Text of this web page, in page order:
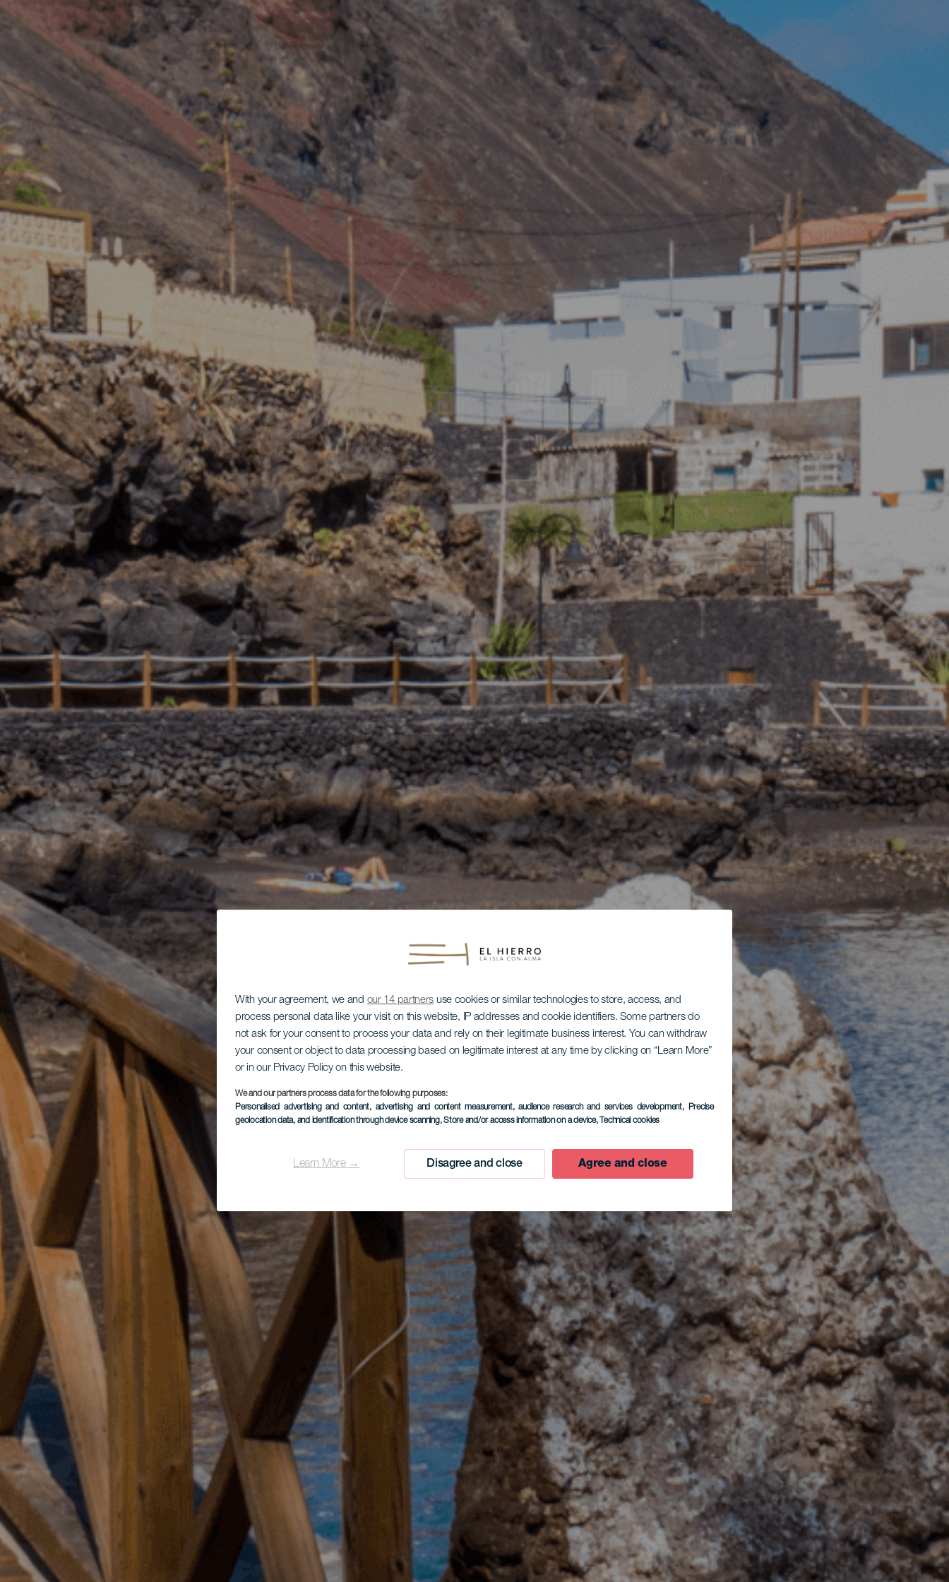
With your agreement, we and our 14 partners use cookies or similar technologies to store, access, and
process personal data like your visit on this website, IP addresses and cookie identifiers. Some partners do
not ask for your consent to process your data and rely on their legitimate business interest. You can withdraw
your consent or object to data processing based on legitimate interest at any time by clicking on “Learn More”
or in our Privacy Policy on this website.
We and our partners process data for the following purposes:
Personalised advertising and content, advertising and content measurement, audience research and services development, Precise
geolocation data, and identification through device scanning, Store and/or access information on a device, Technical cookies
Learn More → Disagree and close Agree and close